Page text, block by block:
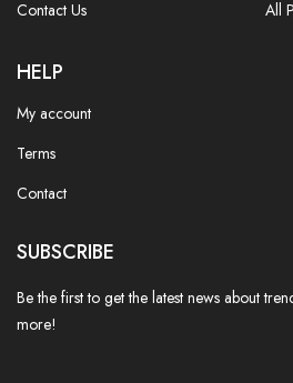
Contact Us
All
HELP
My account
Terms
Contact
SUBSCRIBE
Be the first to get the latest news about
more!